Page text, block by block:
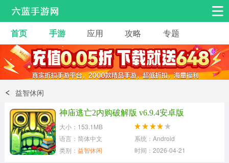
安卓手游 手游工具
热门手游 角色扮演 益智休闲
动作射击
冒险解谜 经营养成
体育竞技
首页 手游 应用 攻略 专题
益智休闲
神庙逃亡2内购破解版 v6.9.4安卓版
大小：153.1MB
语言：简体中文
系统：Android
类别： 益智休闲 时间：2026-04-21